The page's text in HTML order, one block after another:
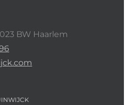
BW Haarlem